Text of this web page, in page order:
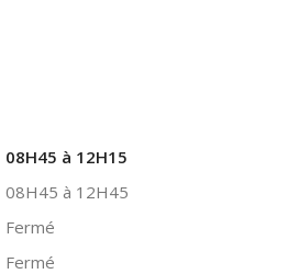
08H45 à 12H15
08H45 à 12H45
Fermé
Fermé